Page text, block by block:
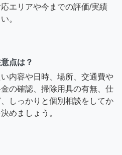
エリアや今までの評価/実績
。
点は？
内容や日時、場所、交通費や
の確認、掃除用具の有無、仕
しっかりと個別相談をしてか
めましょう。